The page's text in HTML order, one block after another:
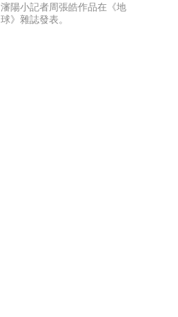
瀋陽小記者周張皓作品在《地
球》雜誌發表。